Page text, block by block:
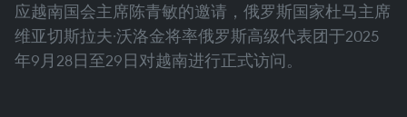
应越南国会主席陈青敏的邀请，俄罗斯国家杜马主席
维亚切斯拉夫·沃洛金将率俄罗斯高级代表团于2025
年9月28日至29日对越南进行正式访问。